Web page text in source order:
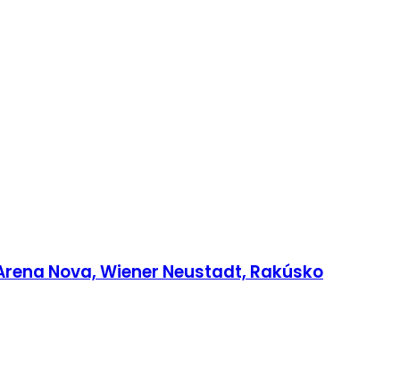
Arena Nova, Wiener Neustadt, Rakúsko